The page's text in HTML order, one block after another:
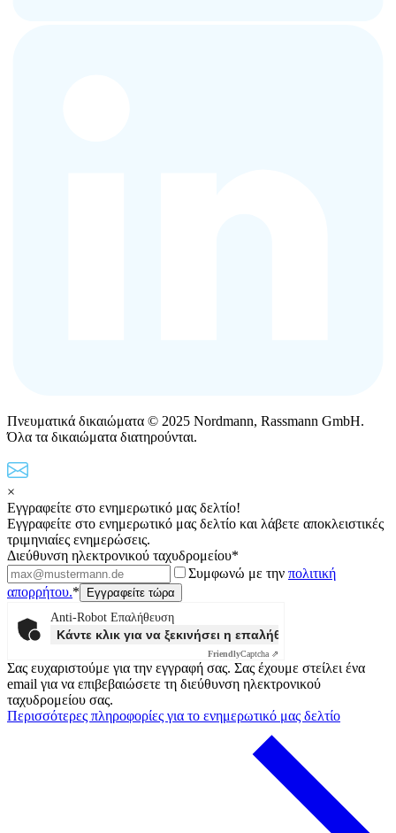
Πνευματικά δικαιώματα © 2025 Nordmann, Rassmann GmbH.
Όλα τα δικαιώματα διατηρούνται.
×
Εγγραφείτε στο ενημερωτικό μας δελτίο!
Εγγραφείτε στο ενημερωτικό μας δελτίο και λάβετε αποκλειστικές
τριμηνιαίες ενημερώσεις.
Διεύθυνση ηλεκτρονικού ταχυδρομείου*
Συμφωνώ με την πολιτική
απορρήτου.*
Anti-Robot Επαλήθευση
Κάντε κλικ για να ξεκινήσει η επαλήθευσης
FriendlyCaptcha ⇗
Σας ευχαριστούμε για την εγγραφή σας. Σας έχουμε στείλει ένα
email για να επιβεβαιώσετε τη διεύθυνση ηλεκτρονικού
ταχυδρομείου σας.
Περισσότερες πληροφορίες για το ενημερωτικό μας δελτίο